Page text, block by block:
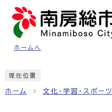
ページの先頭です
ホームへ
現在位置
ホーム 文化・学習・スポーツ